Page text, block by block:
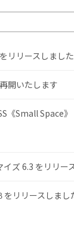
リリースしました
開いたします
《Small Space》
ズ 6.3 をリリー
をリリースしまし